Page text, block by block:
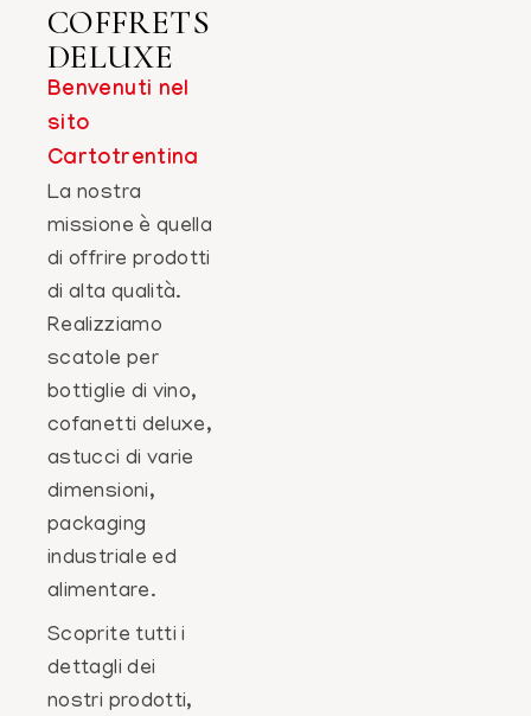
COFFRETS
DELUXE
Benvenuti nel
sito
Cartotrentina
La nostra
missione è quella
di offrire prodotti
di alta qualità.
Realizziamo
scatole per
bottiglie di vino,
cofanetti deluxe,
astucci di varie
dimensioni,
packaging
industriale ed
alimentare.
Scoprite tutti i
dettagli dei
nostri prodotti,